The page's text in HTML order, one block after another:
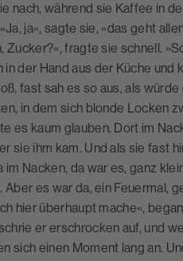
nach, während sie Kaffee in
ja«, sagte sie, »das geht
Zucker?«, fragte sie schnell.
in der Hand aus der Küche
fast sah es so aus, als
in dem sich blonde Locken
es kaum glauben. Dort im
sie ihm kam. Und als sie fast
im Nacken, da war es, ganz
es war da, ein Feuermal,
hier überhaupt mache«,
er erschrocken auf, und
sich einen Moment lang an.